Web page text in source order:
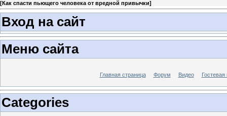
[Как спасти пьющего человека от вредной привычки]
Вход на сайт
Меню сайта
Главная страница Форум Видео Гостевая
Categories